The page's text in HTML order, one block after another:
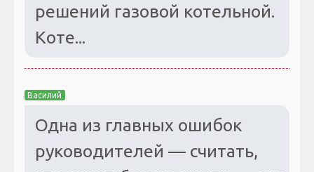
решений газовой котельной.
Коте...
Василий
Одна из главных ошибок
руководителей — считать,